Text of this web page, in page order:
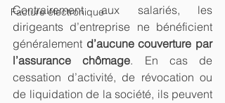
Facture électronique
Contrairement aux salariés, les
dirigeants d’entreprise ne bénéficient
généralement d’aucune couverture par
l’assurance chômage. En cas de
cessation d’activité, de révocation ou
de liquidation de la société, ils peuvent